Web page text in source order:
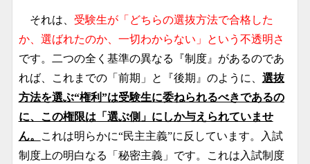
それは、 受験生が「どちらの選抜方法で合格した
か、選ばれたのか、一切わからない」という不透明さ
です。二つの全く基準の異なる『制度』があるのであ
れば、これまでの「前期」と『後期』のように、 選抜
方法を選ぶ“権利”は受験生に委ねられるべきであるの
に、この権限は「選ぶ側」にしか与えられていませ
ん。
これは明らかに“民主主義”に反しています。入試
制度上の明白なる「秘密主義」です。これは入試制度